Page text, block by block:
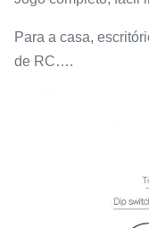
Para a casa,
de RC….